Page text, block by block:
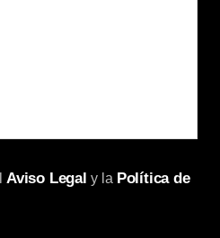
Aviso Legal y la Política de